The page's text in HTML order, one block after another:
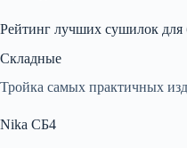
Рейтинг лучших сушилок для
Складные
Тройка самых практичных
Nika СБ4